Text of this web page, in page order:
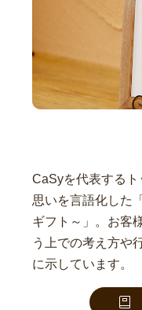
CaSyを代表する
思いを言語化した
ギフト～」。お客
う上での考え方や
に示しています。